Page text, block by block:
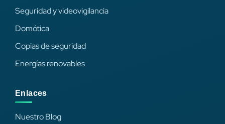
Seguridad y videovigilancia
Domótica
Copias de seguridad
Energías renovables
Enlaces
Nuestro Blog